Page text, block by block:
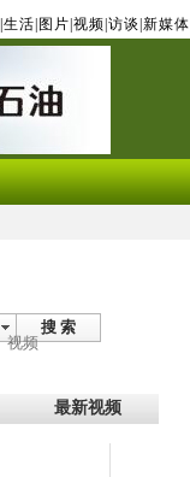
生活 图片 视频 访谈 新媒体
搜 索
视频
最新视频